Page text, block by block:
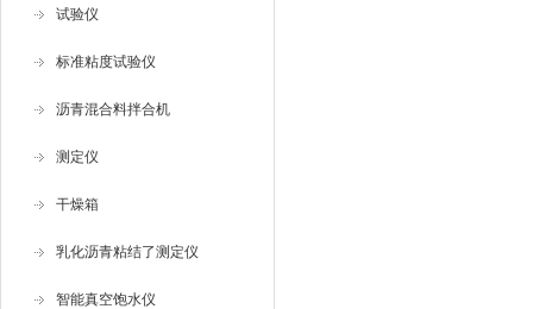
试验仪
标准粘度试验仪
沥青混合料拌合机
测定仪
干燥箱
乳化沥青粘结了测定仪
智能真空饱水仪